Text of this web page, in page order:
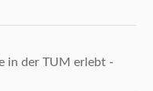
in der TUM erlebt -